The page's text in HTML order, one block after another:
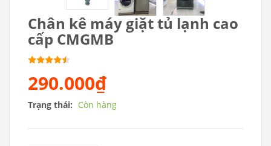
Chân kê máy giặt tủ lạnh cao
cấp CMGMB
290.000₫
Trạng thái: Còn hàng